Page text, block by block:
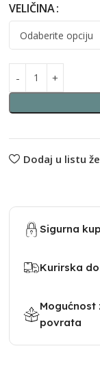
VELIČINA
Alternative:
Dodaj u listu
Sigurna
Kurirska
Mogućnost
povrata